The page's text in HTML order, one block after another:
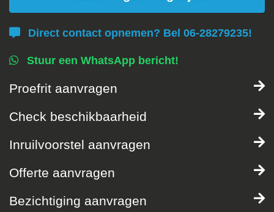
Direct contact opnemen? Bel 06-28279235!
Stuur een WhatsApp bericht!
Proefrit aanvragen
Check beschikbaarheid
Inruilvoorstel aanvragen
Offerte aanvragen
Bezichtiging aanvragen